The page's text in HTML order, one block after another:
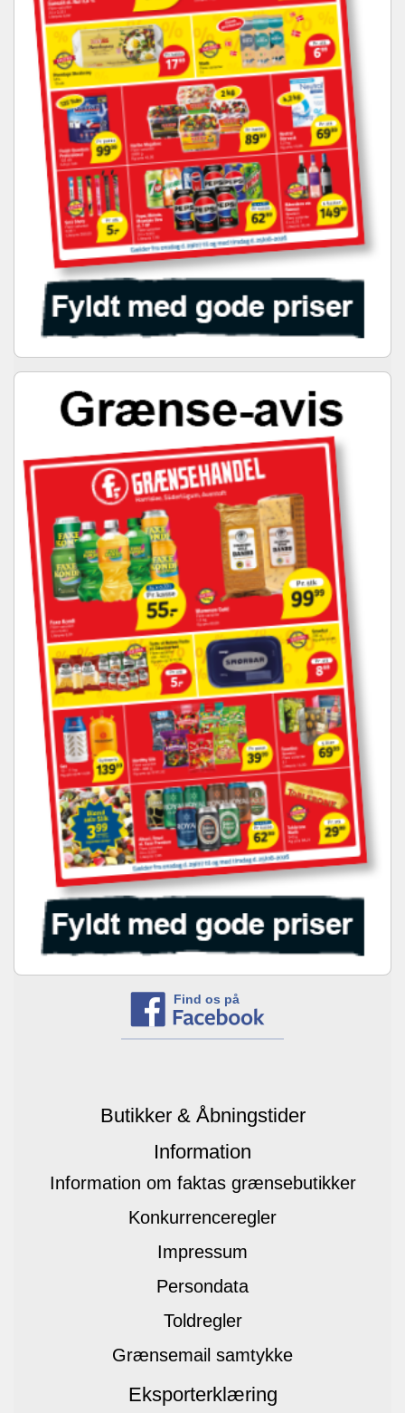
Find os på
Butikker & Åbningstider
Information
Information om faktas grænsebutikker
Konkurrenceregler
Impressum
Persondata
Toldregler
Grænsemail samtykke
Eksporterklæring